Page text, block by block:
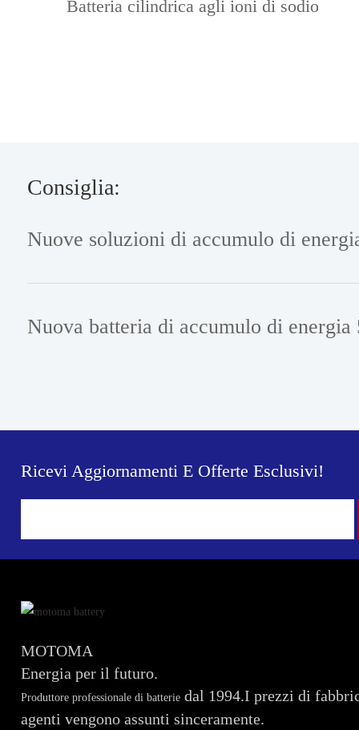
Batteria cilindrica agli ioni di sodio
Consiglia:
Ricevi Aggiornamenti E Offerte Esclusivi!
MOTOMA
Energia per il futuro.
Produttore professionale di batterie dal 1994.I prezzi di
agenti vengono assunti sinceramente.